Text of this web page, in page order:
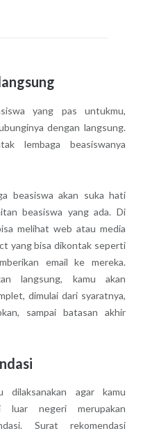
yang pas untukmu,
dengan langsung.
lembaga beasiswanya
beasiswa akan suka hati
beasiswa yang ada. Di
melihat web atau media
yang bisa dikontak seperti
email ke mereka.
langsung, kamu akan
dimulai dari syaratnya,
sampai batasan akhir
dilaksanakan agar kamu
luar negeri merupakan
Surat rekomendasi